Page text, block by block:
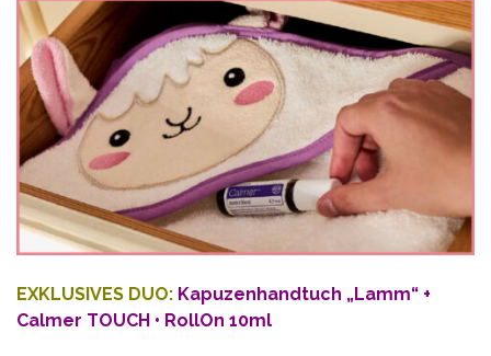
EXKLUSIVES DUO: Kapuzenhandtuch „Lamm“ +
Calmer TOUCH • RollOn 10ml